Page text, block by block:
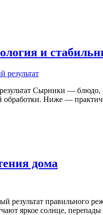
и
Сырники — блюдо,
Ниже —
дома
результат правильного
яркое солнце,